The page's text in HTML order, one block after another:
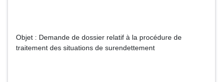
Objet : Demande de dossier relatif à la procédure de
traitement des situations de surendettement